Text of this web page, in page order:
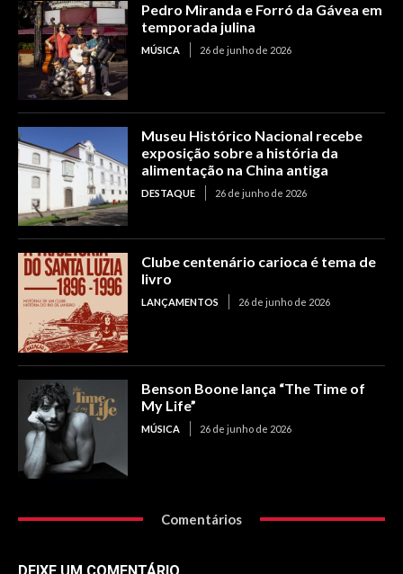
Pedro Miranda e Forró da Gávea em
temporada julina
MÚSICA 26 de junho de 2026
Museu Histórico Nacional recebe
exposição sobre a história da
alimentação na China antiga
DESTAQUE 26 de junho de 2026
Clube centenário carioca é tema de
livro
LANÇAMENTOS 26 de junho de 2026
Benson Boone lança “The Time of
My Life”
MÚSICA 26 de junho de 2026
Comentários